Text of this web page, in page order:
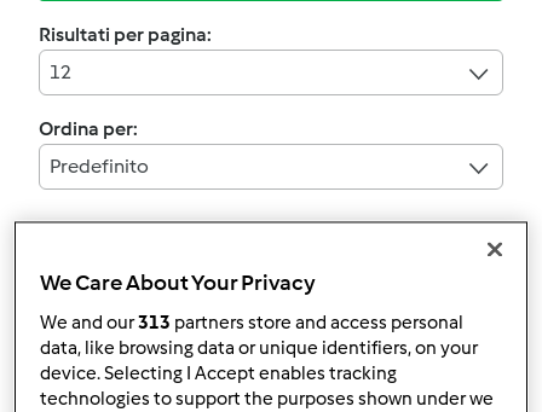
Risultati per pagina:
12
Ordina per:
Predefinito
Petto di pollo e
salsiccia ai porri
daOspite
We Care About Your Privacy
We and our313 partners store and access personal
data, like browsing data or unique identifiers, on your
device. Selecting I Accept enables tracking
technologies to support the purposes shown under we